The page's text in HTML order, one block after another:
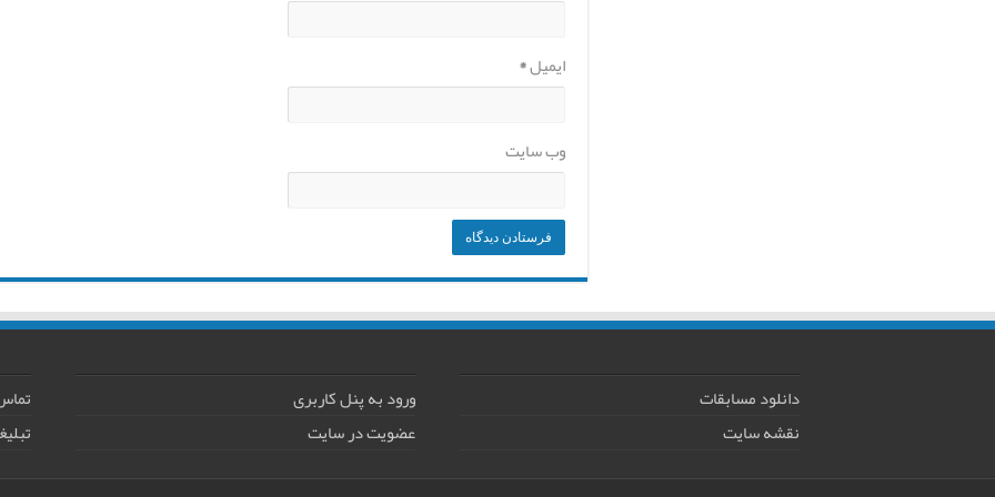
ایمیل*
وب‌ سایت
دانلود مسابقات
نقشه سایت
ورود به پنل کاربری
عضویت در سایت